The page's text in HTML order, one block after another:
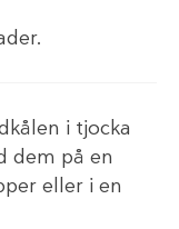
i tjocka
dem på en
eller i en